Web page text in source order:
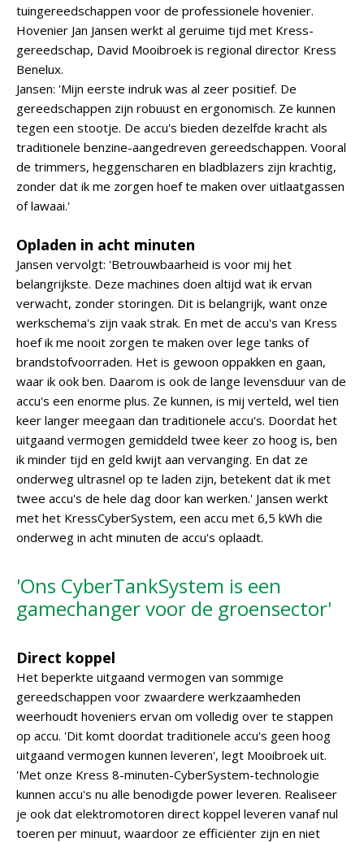
tuingereedschappen voor de professionele hovenier.
Hovenier Jan Jansen werkt al geruime tijd met Kress-
gereedschap, David Mooibroek is regional director Kress
Benelux.
Jansen: 'Mijn eerste indruk was al zeer positief. De
gereedschappen zijn robuust en ergonomisch. Ze kunnen
tegen een stootje. De accu's bieden dezelfde kracht als
traditionele benzine-aangedreven gereedschappen. Vooral
de trimmers, heggenscharen en bladblazers zijn krachtig,
zonder dat ik me zorgen hoef te maken over uitlaatgassen
of lawaai.'
Opladen in acht minuten
Jansen vervolgt: 'Betrouwbaarheid is voor mij het
belangrijkste. Deze machines doen altijd wat ik ervan
verwacht, zonder storingen. Dit is belangrijk, want onze
werkschema's zijn vaak strak. En met de accu's van Kress
hoef ik me nooit zorgen te maken over lege tanks of
brandstofvoorraden. Het is gewoon oppakken en gaan,
waar ik ook ben. Daarom is ook de lange levensduur van de
accu's een enorme plus. Ze kunnen, is mij verteld, wel tien
keer langer meegaan dan traditionele accu's. Doordat het
uitgaand vermogen gemiddeld twee keer zo hoog is, ben
ik minder tijd en geld kwijt aan vervanging. En dat ze
onderweg ultrasnel op te laden zijn, betekent dat ik met
twee accu's de hele dag door kan werken.' Jansen werkt
met het KressCyberSystem, een accu met 6,5 kWh die
onderweg in acht minuten de accu's oplaadt.
'Ons CyberTankSystem is een
gamechanger voor de groensector'
Direct koppel
Het beperkte uitgaand vermogen van sommige
gereedschappen voor zwaardere werkzaamheden
weerhoudt hoveniers ervan om volledig over te stappen
op accu. 'Dit komt doordat traditionele accu's geen hoog
uitgaand vermogen kunnen leveren', legt Mooibroek uit.
'Met onze Kress 8-minuten-CyberSystem-technologie
kunnen accu's nu alle benodigde power leveren. Realiseer
je ook dat elektromotoren direct koppel leveren vanaf nul
toeren per minuut, waardoor ze efficiënter zijn en niet